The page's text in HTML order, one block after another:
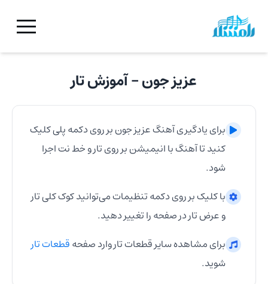
عزیز جون- آموزشتار
برای یادگیری آهنگعزیز جونبر روی دکمه پلی کلیک
کنید تا آهنگ با انیمیشن بر رویتارو خط نت اجرا
شود.
با کلیک بر روی دکمه تنظیمات می‌توانید کوک کلیتار
و عرضتاردر صفحه را تغییر دهید.
برای مشاهده سایر قطعاتتاروارد صفحهقطعاتتار
شوید.